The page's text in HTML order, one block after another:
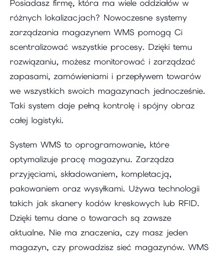
Posiadasz firmę, która ma wiele oddziałów w
różnych lokalizacjach? Nowoczesne systemy
zarządzania magazynem WMS pomogą Ci
scentralizować wszystkie procesy. Dzięki temu
rozwiązaniu, możesz monitorować i zarządzać
zapasami, zamówieniami i przepływem towarów
we wszystkich swoich magazynach jednocześnie.
Taki system daje pełną kontrolę i spójny obraz
całej logistyki.
System WMS to oprogramowanie, które
optymalizuje pracę magazynu. Zarządza
przyjęciami, składowaniem, kompletacją,
pakowaniem oraz wysyłkami. Używa technologii
takich jak skanery kodów kreskowych lub RFID.
Dzięki temu dane o towarach są zawsze
aktualne. Nie ma znaczenia, czy masz jeden
magazyn, czy prowadzisz sieć magazynów. WMS